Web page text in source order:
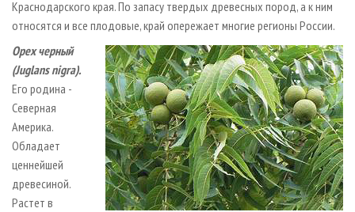
Краснодарского края. По запасу твердых древесных пород, а к ним
относятся и все плодовые, край опережает многие регионы России.
Орех черный
(Juglans nigra).
Его родина -
Северная
Америка.
Обладает
ценнейшей
древесиной.
Растет в